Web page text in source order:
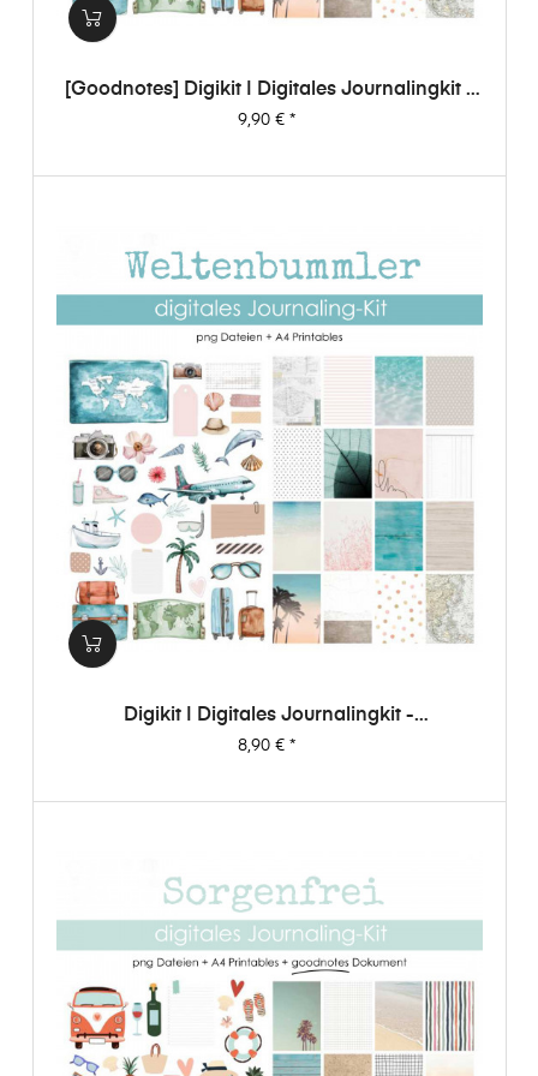
[Goodnotes] Digikit | Digitales Journalingkit -
Weltenbummler
Preis
9,90 €*
Digikit | Digitales Journalingkit -
Weltenbummler
Preis
8,90 €*